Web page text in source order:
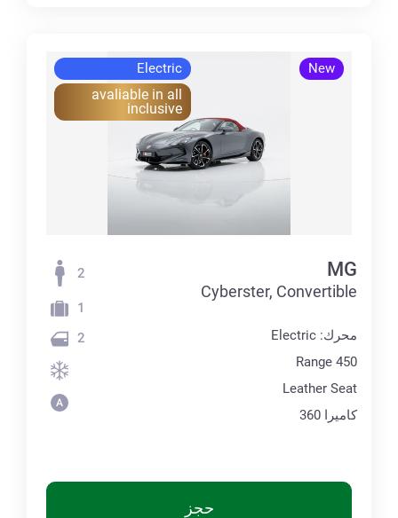
New
Electric
avaliable in all
inclusive
MG
Cyberster, Convertible
محرك: Electric
Range 450
Leather Seat
كاميرا 360
2
1
2
حجز